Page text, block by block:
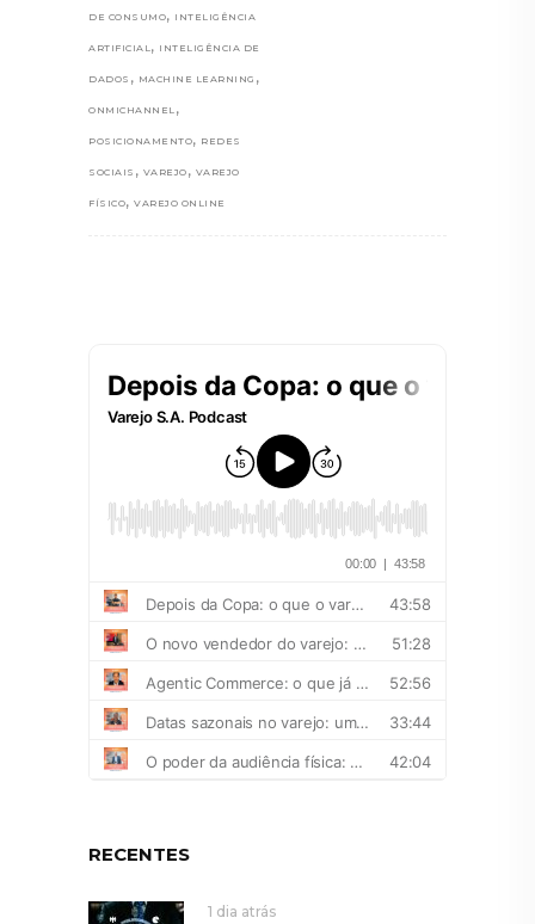
DE CONSUMO, INTELIGÊNCIA
ARTIFICIAL , INTELIGÊNCIA DE
DADOS , MACHINE LEARNING ,
ONMICHANNEL ,
POSICIONAMENTO, REDES
SOCIAIS , VAREJO , VAREJO
FÍSICO, VAREJO ONLINE
RECENTES
1 dia atrás